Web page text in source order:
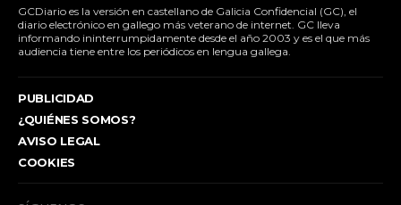
GCDiario es la versión en castellano de Galicia Confidencial (GC), el
diario electrónico en gallego más veterano de internet. GC lleva
informando ininterrumpidamente desde el año 2003 y es el que más
audiencia tiene entre los periódicos en lengua gallega.
PUBLICIDAD
¿QUIÉNES SOMOS?
AVISO LEGAL
COOKIES